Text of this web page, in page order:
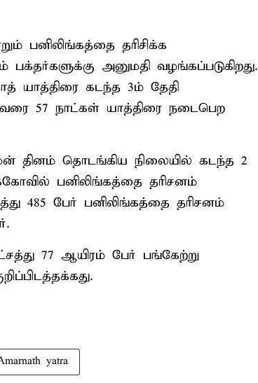
பனிலிங்கத்தை தரிசிக்க
பக்தர்களுக்கு அனுமதி வழங்கப்படுகிறது.
யாத்திரை கடந்த 3ம் தேதி
57 நாட்கள் யாத்திரை நடைபெற
தினம் தொடங்கிய நிலையில் கடந்த 2
பனிலிங்கத்தை தரிசனம்
485 பேர் பனிலிங்கத்தை தரிசனம்
77 ஆயிரம் பேர் பங்கேற்று
yatra